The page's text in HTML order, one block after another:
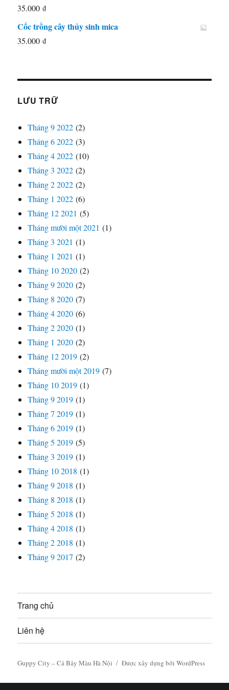
35.000₫
Cốc trồng cây thủy sinh mica
35.000₫
LƯU TRỮ
Tháng 9 2022 (2)
Tháng 6 2022 (3)
Tháng 4 2022 (10)
Tháng 3 2022 (2)
Tháng 2 2022 (2)
Tháng 1 2022 (6)
Tháng 12 2021 (5)
Tháng mười một 2021 (1)
Tháng 3 2021 (1)
Tháng 1 2021 (1)
Tháng 10 2020 (2)
Tháng 9 2020 (2)
Tháng 8 2020 (7)
Tháng 4 2020 (6)
Tháng 2 2020 (1)
Tháng 1 2020 (2)
Tháng 12 2019 (2)
Tháng mười một 2019 (7)
Tháng 10 2019 (1)
Tháng 9 2019 (1)
Tháng 7 2019 (1)
Tháng 6 2019 (1)
Tháng 5 2019 (5)
Tháng 3 2019 (1)
Tháng 10 2018 (1)
Tháng 9 2018 (1)
Tháng 8 2018 (1)
Tháng 5 2018 (1)
Tháng 4 2018 (1)
Tháng 2 2018 (1)
Tháng 9 2017 (2)
Trang chủ
Liên hệ
Guppy City – Cá Bảy Màu Hà Nội Được xây dựng bởi WordPress